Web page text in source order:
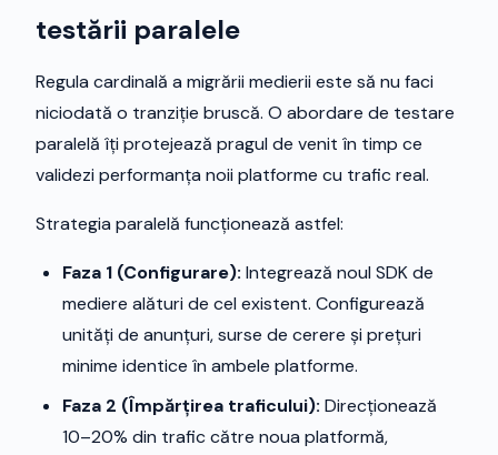
testării paralele
Regula cardinală a migrării medierii este să nu faci
niciodată o tranziție bruscă. O abordare de testare
paralelă îți protejează pragul de venit în timp ce
validezi performanța noii platforme cu trafic real.
Strategia paralelă funcționează astfel:
Faza 1 (Configurare): Integrează noul SDK de
mediere alături de cel existent. Configurează
unități de anunțuri, surse de cerere și prețuri
minime identice în ambele platforme.
Faza 2 (Împărțirea traficului): Direcționează
10–20% din trafic către noua platformă,